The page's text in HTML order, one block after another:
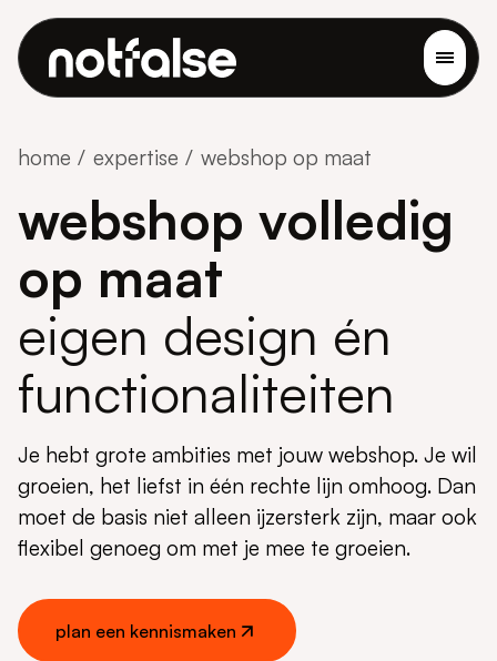
home expertise webshop op maat
webshop volledig
op maat
eigen design én
functionaliteiten
Je hebt grote ambities met jouw webshop. Je wil
groeien, het liefst in één rechte lijn omhoog. Dan
moet de basis niet alleen ijzersterk zijn, maar ook
flexibel genoeg om met je mee te groeien.
plan een kennismaken